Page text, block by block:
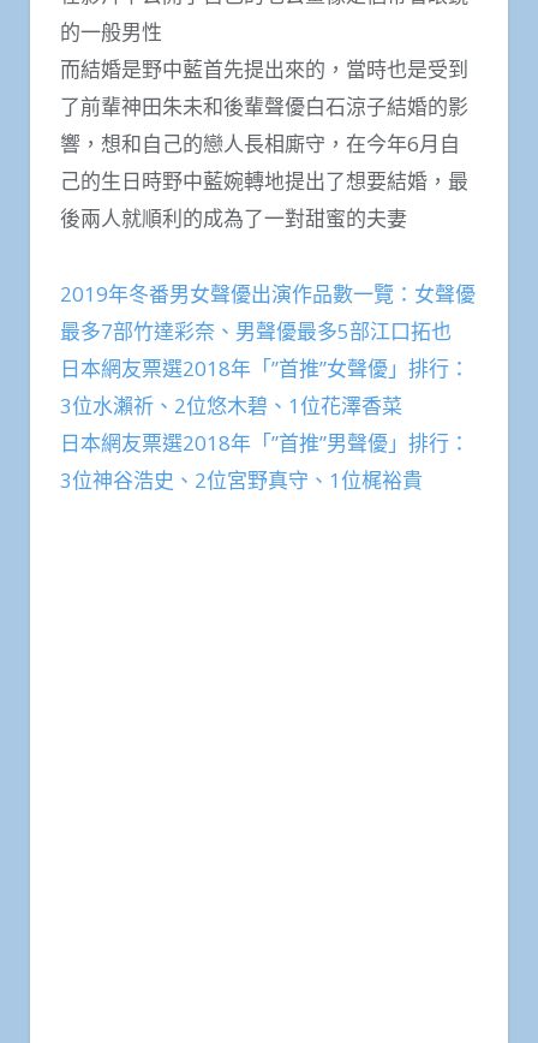
的一般男性
而結婚是野中藍首先提出來的，當時也是受到
了前輩神田朱未和後輩聲優白石涼子結婚的影
響，想和自己的戀人長相廝守，在今年6月自
己的生日時野中藍婉轉地提出了想要結婚，最
後兩人就順利​​的成為了一對甜蜜的夫妻
2019年冬番男女聲優出演作品數一覽：女聲優
最多7部竹達彩奈、男聲優最多5部江口拓也
日本網友票選2018年「”首推”女聲優」排行：
3位水瀨祈、2位悠木碧、1位花澤香菜
日本網友票選2018年「”首推”男聲優」排行：
3位神谷浩史、2位宮野真守、1位梶裕貴